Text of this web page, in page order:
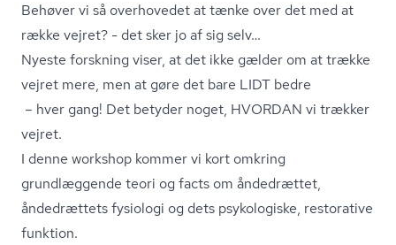
Behøver vi så overhovedet at tænke over det med at
række vejret? - det sker jo af sig selv…
Nyeste forskning viser, at det ikke gælder om at trække
vejret mere, men at gøre det bare LIDT bedre
– hver gang! Det betyder noget, HVORDAN vi trækker
vejret.
I denne workshop kommer vi kort omkring
grundlæggende teori og facts om åndedrættet,
åndedrættets fysiologi og dets psykologiske, restorative
funktion.